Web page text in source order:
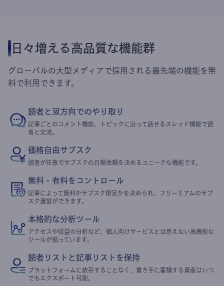
日々増える高品質な機能群
グローバルの大型メディアで採用される最先端の機能を無
料で利用できます。
読者と双方向でのやり取り
記事ごとのコメント機能、トピックに沿って話せるスレッド機能で読
者と交流。
価格自由サブスク
読者が任意でサブスクの月額金額を決めるユニークな機能です。
無料・有料をコントロール
記事によって無料かサブスク限定かを決められ、フリーミアムのサブ
スク運営ができます。
本格的な分析ツール
アクセスや収益の分析など、個人向けサービスとは思えない高機能な
ツールが揃っています。
読者リストと記事リストを保持
プラットフォームに依存することなく、書き手に蓄積する資産はいつ
でもエクスポート可能。